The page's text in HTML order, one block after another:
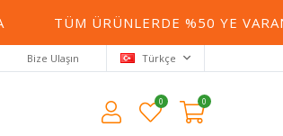
TÜM ÜRÜNLERDE %50 YE VARAN
Bize Ulaşın Türkçe
0 0